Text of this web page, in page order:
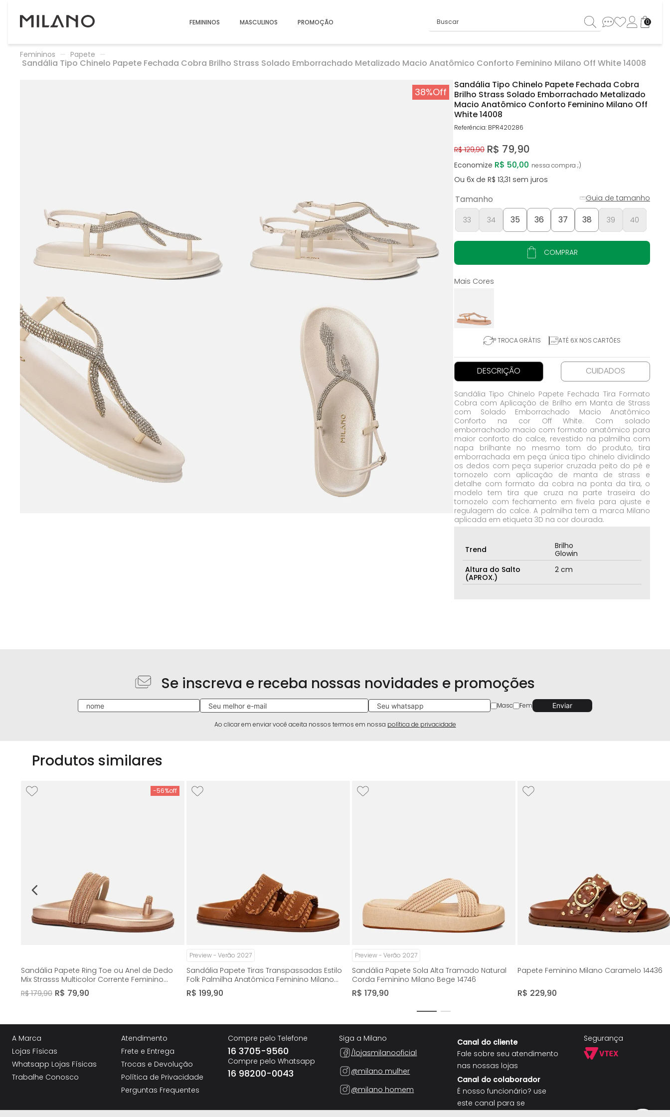
FEMININOS MASCULINOS PROMOÇÃO 0
Femininos Papete
Sandália Tipo Chinelo Papete Fechada Cobra Brilho Strass Solado Emborrachado Metalizado Macio Anatômico Conforto Feminino Milano Off White 14008
38%Off
Sandália Tipo Chinelo Papete Fechada Cobra
Brilho Strass Solado Emborrachado Metalizado
Macio Anatômico Conforto Feminino Milano Off
White 14008
Referência: BPR420286
R$ 129,90 R$ 79,90
Economize R$ 50,00
Ou 6x de R$ 13,31 sem juros
Tamanho
33 34 35 36 37 38 39 40
Guia de tamanho
COMPRAR
1° TROCA GRÁTIS ATÉ 6X NOS CARTÕES
DESCRIÇÃO CUIDADOS
Sandália Tipo Chinelo Papete Fechada Tira Formato
Cobra com Aplicação de Brilho em Manta de Strass
com Solado Emborrachado Macio Anatômico
Conforto na cor Off White. Com solado
emborrachado macio com formato anatômico para
maior conforto do calce, revestido na palmilha com
napa brilhante no mesmo tom do produto, tira
emborrachada em peça única tipo chinelo dividindo
os dedos com peça superior cruzada peito do pé e
tornozelo com aplicação de manta de strass e
detalhe com formato da cobra na ponta da tira, o
modelo tem tira que cruza na parte traseira do
tornozelo com fechamento em fivela para ajuste e
regulagem do calce. A palmilha tem a marca Milano
aplicada em etiqueta 3D na cor dourada.
Trend
Brilho
Glowin
Altura do Salto
(APROX.)
2 cm
Se inscreva e receba nossas novidades e promoções
Masc Fem
Ao clicar em enviar você aceita nossos termos em nossa política de privacidade
Produtos similares
-56%
Sandália Papete Ring Toe ou Anel de Dedo
Mix Strasss Multicolor Corrente Feminino
Milano Cobre 14652
R$ 179,90 R$ 79,90
Preview - Verão 2027
Sandália Papete Tiras Transpassadas Estilo
Folk Palmilha Anatômica Feminino Milano
Caramelo 14924
R$ 199,90
Preview - Verão 2027
Sandália Papete Sola Alta Tramado Natural
Corda Feminino Milano Bege 14746
R$ 179,90
Papete Feminino Milano Caramelo 14436
R$ 229,90
A Marca
Lojas Físicas
Whatsapp Lojas Físicas
Trabalhe Conosco
Atendimento
Frete e Entrega
Trocas e Devolução
Política de Privacidade
Perguntas Frequentes
Compre pelo Telefone
16 3705-9560
Compre pelo Whatsapp
16 98200-0043
Siga a Milano
/lojasmilanooficial
@milano mulher
@milano homem
Canal do cliente
Fale sobre seu atendimento
nas nossas lojas
Canal do colaborador
É nosso funcionário? use
este canal para se
Segurança